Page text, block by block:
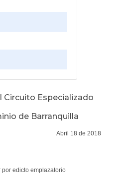
Circuito Especializado
de Barranquilla
Abril 18 de 2018
por edicto emplazatorio